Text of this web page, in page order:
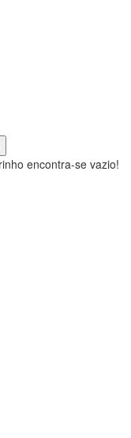
encontra-se vazio!